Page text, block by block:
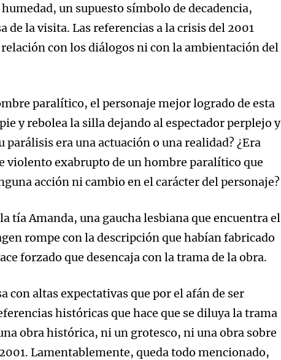
un supuesto símbolo de decadencia,
de la visita. Las referencias a la crisis del 2001
con los diálogos ni con la ambientación del
paralítico, el personaje mejor logrado de esta
y rebolea la silla dejando al espectador perplejo y
era una actuación o una realidad? ¿Era
violento exabrupto de un hombre paralítico que
acción ni cambio en el carácter del personaje?
tía Amanda, una gaucha lesbiana que encuentra el
rompe con la descripción que habían fabricado
forzado que desencaja con la trama de la obra.
con altas expectativas que por el afán de ser
históricas que hace que se diluya la trama
obra histórica, ni un grotesco, ni una obra sobre
Lamentablemente, queda todo mencionado,